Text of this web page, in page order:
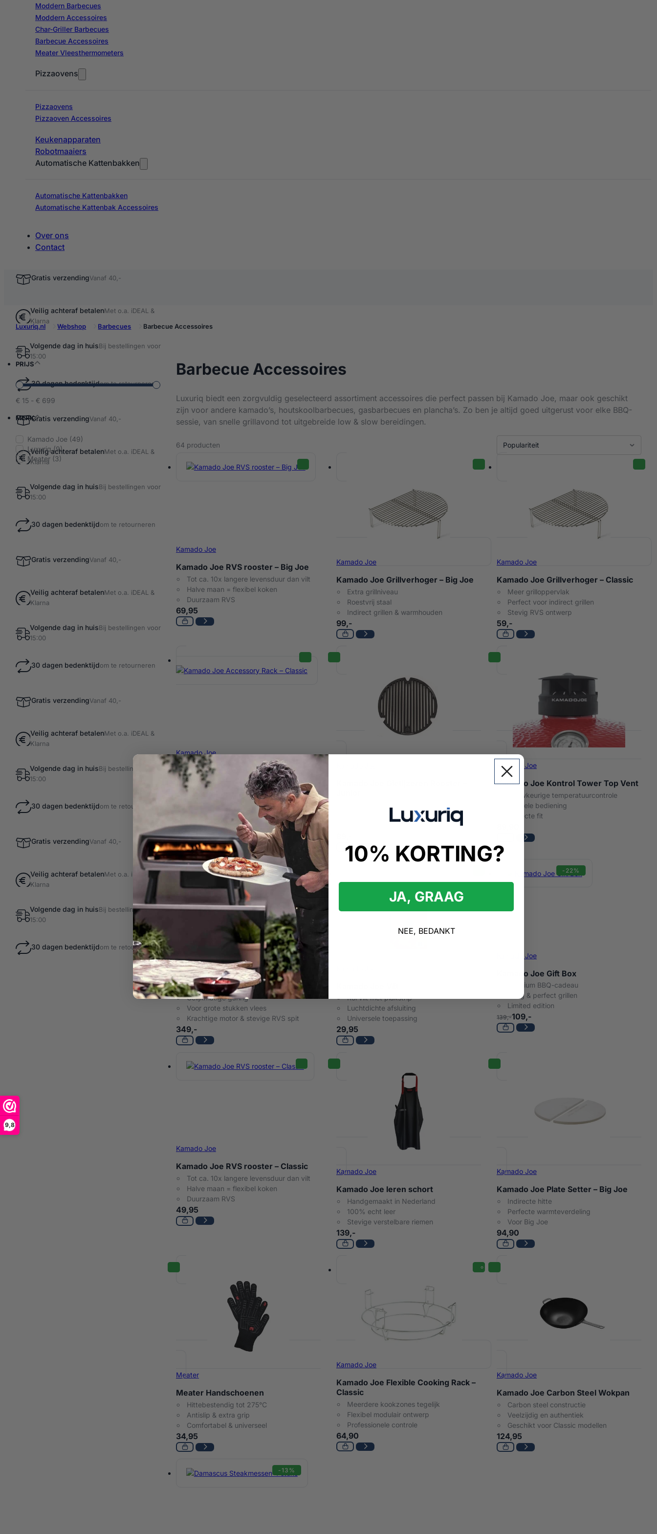
9,8
Moddern Barbecues
Moddern Accessoires
Char-Griller Barbecues
Barbecue Accessoires
Meater Vleesthermometers
Pizzaovens
Pizzaovens
Pizzaoven Accessoires
Keukenapparaten
Robotmaaiers
Automatische Kattenbakken
Automatische Kattenbakken
Automatische Kattenbak Accessoires
Over ons
Contact
Gratis verzendingVanaf 40,-
Veilig achteraf betalenMet o.a. iDEAL &
Klarna
Volgende dag in huisBij bestellingen voor
15:00
30 dagen bedenktijdom te retourneren
Gratis verzendingVanaf 40,-
Veilig achteraf betalenMet o.a. iDEAL &
Klarna
Volgende dag in huisBij bestellingen voor
15:00
30 dagen bedenktijdom te retourneren
Gratis verzendingVanaf 40,-
Veilig achteraf betalenMet o.a. iDEAL &
Klarna
Volgende dag in huisBij bestellingen voor
15:00
30 dagen bedenktijdom te retourneren
Gratis verzendingVanaf 40,-
Veilig achteraf betalenMet o.a. iDEAL &
Klarna
Volgende dag in huisBij bestellingen voor
15:00
30 dagen bedenktijdom te retourneren
Gratis verzendingVanaf 40,-
Veilig achteraf betalenMet o.a. iDEAL &
Klarna
Volgende dag in huisBij bestellingen voor
15:00
30 dagen bedenktijdom te retourneren
Luxuriq.nl Webshop Barbecues Barbecue Accessoires
Filter resultaten
PRIJS
€ 15 - € 699
MERK
Kamado Joe (49)
Luxuriq(9)
Meater (3)
Barbecue Accessoires
Luxuriq biedt een zorgvuldig geselecteerd assortiment accessoires die perfect passen bij Kamado Joe, maar ook geschikt
zijn voor andere kamado’s, houtskoolbarbecues, gasbarbecues en plancha’s. Zo ben je altijd goed uitgerust voor elke BBQ-
sessie, van snelle grillavond tot uitgebreide low & slow bereidingen.
64 producten Sort
Sort content
Populariteit
Sort content
Barbecue Accessoires Producten
Kamado Joe
Kamado Joe RVS rooster – Big Joe
Tot ca. 10x langere levensduur dan vilt
Halve maan = flexibel koken
Duurzaam RVS
69,95
Kamado Joe
Kamado Joe Grillverhoger – Big Joe
Extra grillniveau
Roestvrij staal
Indirect grillen & warmhouden
99,-
Kamado Joe
Kamado Joe Grillverhoger – Classic
Meer grilloppervlak
Perfect voor indirect grillen
Stevig RVS ontwerp
59,-
Kamado Joe
Kamado Joe Accessory Rack –
Classic
Perfecte pasvorm Divide & Conquer®
Duurzaam roestvrij staal
Gebruiksgemak
22,95
Voor Jr, Classic en Konnected
Kamado Joe
Kamado Joe Kontrol Tower Top Vent
Nauwkeurige temperatuurcontrole
Soepele bediening
Perfecte fit
Kamado Joe
Kamado Joe JoeTisserie – Big Joe
Gelijkmatige garing
Voor grote stukken vlees
Krachtige motor & stevige RVS spit
349,-
Rol vilt met plakstrip
Luchtdichte afsluiting
Universele toepassing
29,95
-22%
Kamado Joe
Kamado Joe Gift Box
Premium BBQ-cadeau
Veilig & perfect grillen
Limited edition
139,-109,-
Kamado Joe
Kamado Joe RVS rooster – Classic
Tot ca. 10x langere levensduur dan vilt
Halve maan = flexibel koken
Duurzaam RVS
49,95
Kamado Joe
Kamado Joe leren schort
Handgemaakt in Nederland
100% echt leer
Stevige verstelbare riemen
139,-
Kamado Joe
Kamado Joe Plate Setter – Big Joe
Indirecte hitte
Perfecte warmteverdeling
Voor Big Joe
94,90
Meater
Meater Handschoenen
Hittebestendig tot 275°C
Antislip & extra grip
Comfortabel & universeel
34,95
Kamado Joe
Kamado Joe Flexible Cooking Rack –
Classic
Meerdere kookzones tegelijk
Flexibel modulair ontwerp
Professionele controle
64,90
Kamado Joe
Kamado Joe Carbon Steel Wokpan
Carbon steel constructie
Veelzijdig en authentiek
Geschikt voor Classic modellen
124,95
-13%
10% KORTING?
JA, GRAAG
NEE, BEDANKT